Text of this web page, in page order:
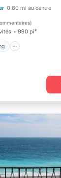
0.80 mi au centre
)
990 pi²
Parking
Balcon/Terrasse